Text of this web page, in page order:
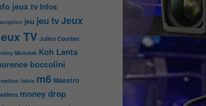
jeux tv Infos
jeu jeu tvJeux
TV Julien Courbet
Michalak Koh Lanta
boccolini
faible m6 Maestro
money drop